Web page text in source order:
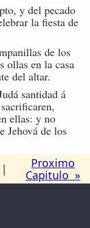
y del pecado
la fiesta de
de los
en la casa
del altar.
santidad á
ellas: y no
Jehová de los
Proximo
Capitulo »